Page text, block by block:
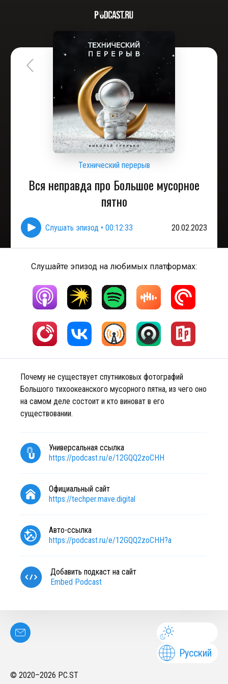
Технический перерыв
Вся неправда про Большое мусорное
пятно
Слушать эпизод • 00:12:33 20.02.2023
Слушайте эпизод на любимых платформах:
Почему не существует спутниковых фотографий
Большого тихоокеанского мусорного пятна, из чего оно
на самом деле состоит и кто виноват в его
существовании.
Универсальная ссылка
https://podcast.ru/e/12GQQ2zoCHH
Официальный сайт
https://techper.mave.digital
Авто-ссылка
https://podcast.ru/e/12GQQ2zoCHH?a
Добавить подкаст на сайт
Embed Podcast
Русский
© 2020–2026 PC.ST